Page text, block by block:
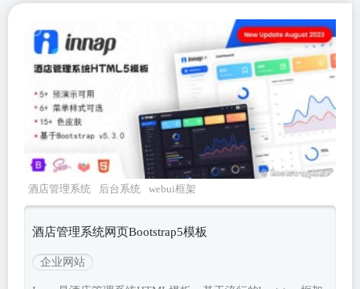
酒店管理系统 后台系统
webui框架
酒店管理系统网页Bootstrap5模板
企业网站